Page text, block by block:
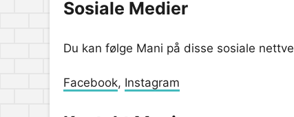
Sosiale Medier
Du kan følge Mani på disse sosiale
Facebook, Instagram